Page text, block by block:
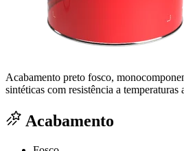
Acabamento preto fosco,
sintéticas com resistência a temperaturas
Acabamento